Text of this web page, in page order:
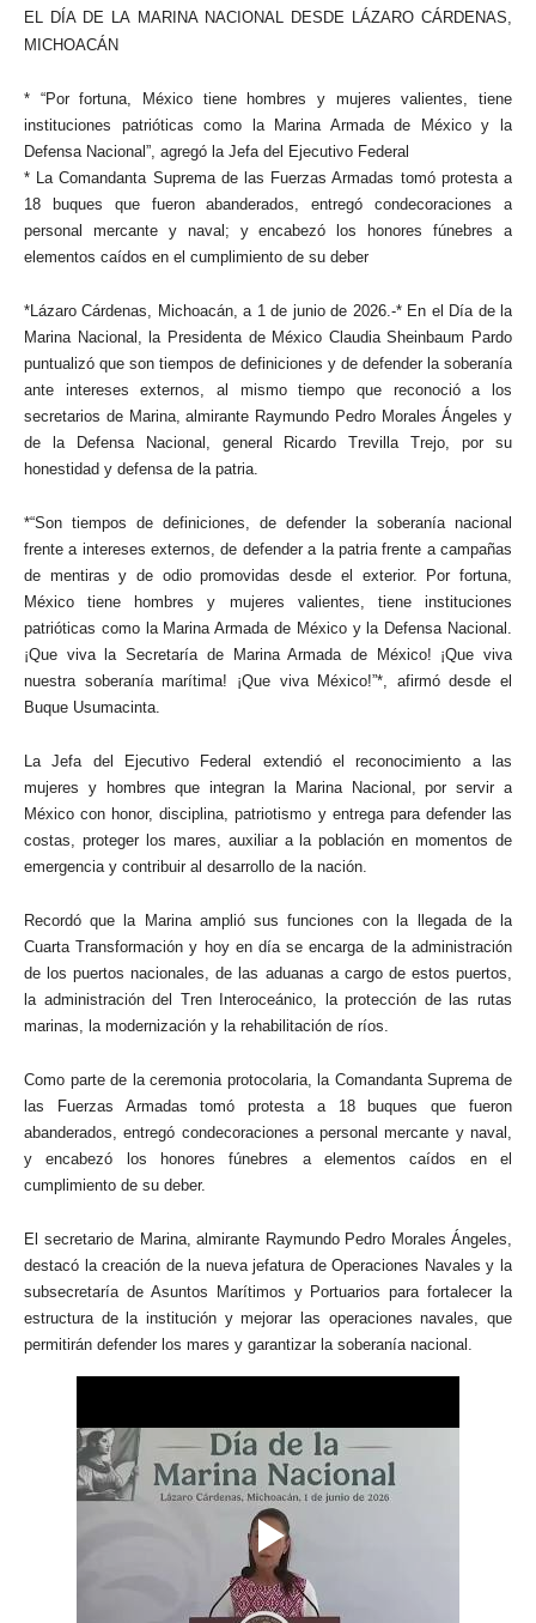
EL DÍA DE LA MARINA NACIONAL DESDE LÁZARO CÁRDENAS,
MICHOACÁN
* “Por fortuna, México tiene hombres y mujeres valientes, tiene
instituciones patrióticas como la Marina Armada de México y la
Defensa Nacional”, agregó la Jefa del Ejecutivo Federal
* La Comandanta Suprema de las Fuerzas Armadas tomó protesta a
18 buques que fueron abanderados, entregó condecoraciones a
personal mercante y naval; y encabezó los honores fúnebres a
elementos caídos en el cumplimiento de su deber
*Lázaro Cárdenas, Michoacán, a 1 de junio de 2026.-* En el Día de la
Marina Nacional, la Presidenta de México Claudia Sheinbaum Pardo
puntualizó que son tiempos de definiciones y de defender la soberanía
ante intereses externos, al mismo tiempo que reconoció a los
secretarios de Marina, almirante Raymundo Pedro Morales Ángeles y
de la Defensa Nacional, general Ricardo Trevilla Trejo, por su
honestidad y defensa de la patria.
*“Son tiempos de definiciones, de defender la soberanía nacional
frente a intereses externos, de defender a la patria frente a campañas
de mentiras y de odio promovidas desde el exterior. Por fortuna,
México tiene hombres y mujeres valientes, tiene instituciones
patrióticas como la Marina Armada de México y la Defensa Nacional.
¡Que viva la Secretaría de Marina Armada de México! ¡Que viva
nuestra soberanía marítima! ¡Que viva México!”*, afirmó desde el
Buque Usumacinta.
La Jefa del Ejecutivo Federal extendió el reconocimiento a las
mujeres y hombres que integran la Marina Nacional, por servir a
México con honor, disciplina, patriotismo y entrega para defender las
costas, proteger los mares, auxiliar a la población en momentos de
emergencia y contribuir al desarrollo de la nación.
Recordó que la Marina amplió sus funciones con la llegada de la
Cuarta Transformación y hoy en día se encarga de la administración
de los puertos nacionales, de las aduanas a cargo de estos puertos,
la administración del Tren Interoceánico, la protección de las rutas
marinas, la modernización y la rehabilitación de ríos.
Como parte de la ceremonia protocolaria, la Comandanta Suprema de
las Fuerzas Armadas tomó protesta a 18 buques que fueron
abanderados, entregó condecoraciones a personal mercante y naval,
y encabezó los honores fúnebres a elementos caídos en el
cumplimiento de su deber.
El secretario de Marina, almirante Raymundo Pedro Morales Ángeles,
destacó la creación de la nueva jefatura de Operaciones Navales y la
subsecretaría de Asuntos Marítimos y Portuarios para fortalecer la
estructura de la institución y mejorar las operaciones navales, que
permitirán defender los mares y garantizar la soberanía nacional.